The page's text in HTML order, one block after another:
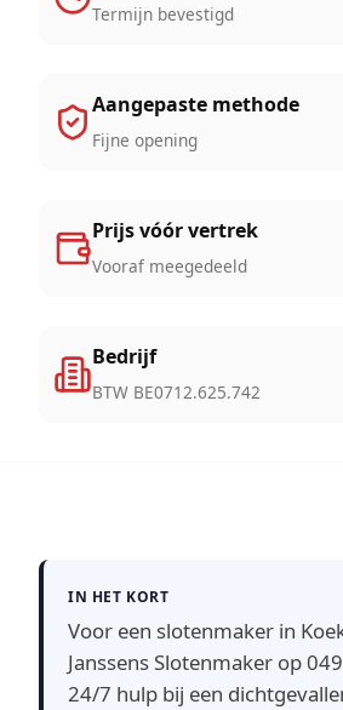
Termijn bevestigd
Aangepaste methode
Fijne opening
Prijs vóór vertrek
Vooraf meegedeeld
Bedrijf
BTW BE0712.625.742
IN HET KORT
Voor een slotenmaker in
Janssens Slotenmaker op
24/7 hulp bij een